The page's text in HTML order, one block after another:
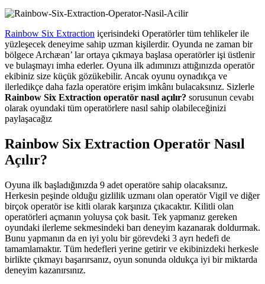
Rainbow Six Extraction içerisindeki Operatörler tüm tehlikeler ile
yüzleşecek deneyime sahip uzman kişilerdir. Oyunda ne zaman bir
bölgece Archæan’ lar ortaya çıkmaya başlasa operatörler işi üstlenir
ve bulaşmayı imha ederler. Oyuna ilk adımınızı attığınızda operatör
ekibiniz size küçük gözükebilir. Ancak oyunu oynadıkça ve
ilerledikçe daha fazla operatöre erişim imkânı bulacaksınız. Sizlerle
Rainbow Six Extraction operatör nasıl açılır? sorusunun cevabı
olarak oyundaki tüm operatörlere nasıl sahip olabileceğinizi
paylaşacağız
Rainbow Six Extraction Operatör Nasıl
Açılır?
Oyuna ilk başladığınızda 9 adet operatöre sahip olacaksınız.
Herkesin peşinde olduğu gizlilik uzmanı olan operatör Vigil ve diğer
birçok operatör ise kitli olarak karşınıza çıkacaktır. Kilitli olan
operatörleri açmanın yoluysa çok basit. Tek yapmanız gereken
oyundaki ilerleme sekmesindeki barı deneyim kazanarak doldurmak.
Bunu yapmanın da en iyi yolu bir görevdeki 3 ayrı hedefi de
tamamlamaktır. Tüm hedefleri yerine getirir ve ekibinizdeki herkesle
birlikte çıkmayı başarırsanız, oyun sonunda oldukça iyi bir miktarda
deneyim kazanırsınız.